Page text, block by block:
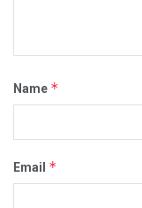
Name *
Email *